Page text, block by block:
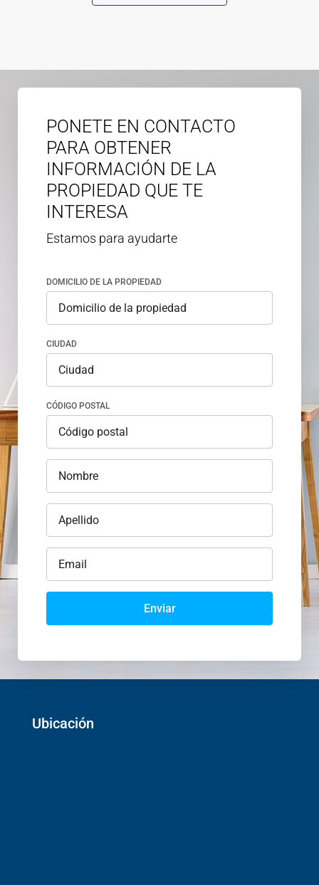
PONETE EN CONTACTO
PARA OBTENER
INFORMACIÓN DE LA
PROPIEDAD QUE TE
INTERESA
Estamos para ayudarte
DOMICILIO DE LA PROPIEDAD
CIUDAD
CÓDIGO POSTAL
Enviar
Ubicación